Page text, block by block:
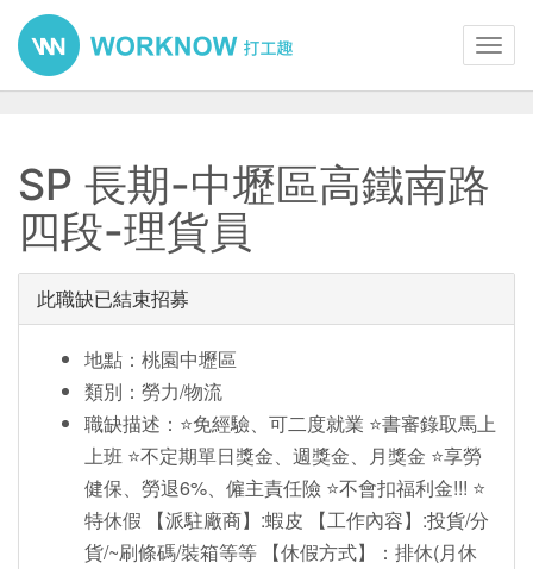
SP 長期-中壢區高鐵南路
四段-理貨員
此職缺已結束招募
地點：桃園中壢區
類別：勞力/物流
職缺描述：⭐️免經驗、可二度就業 ⭐️書審錄取馬上
上班 ⭐️不定期單日獎金、週獎金、月獎金 ⭐️享勞
健保、勞退6%、僱主責任險 ⭐️不會扣福利金!!! ⭐️
特休假 【派駐廠商】:蝦皮 【工作內容】:投貨/分
貨/~刷條碼/裝箱等等 【休假方式】：排休(月休